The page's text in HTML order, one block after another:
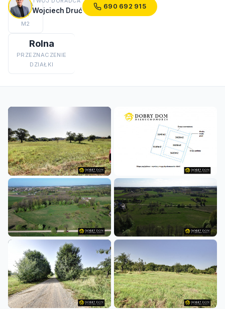
CENA
ZA
M2
Rolna
PRZEZNACZENIE
DZIAŁKI
Wojciech Druć 690 692 915